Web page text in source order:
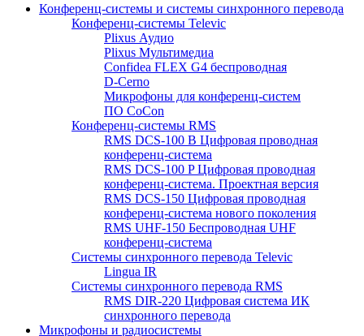
Конференц-системы и системы синхронного перевода
Конференц-системы Televic
Plixus Аудио
Plixus Мультимедиа
Confidea FLEX G4 беспроводная
D-Cerno
Микрофоны для конференц-систем
ПО CoCon
Конференц-системы RMS
RMS DCS-100 B Цифровая проводная
конференц-система
RMS DCS-100 P Цифровая проводная
конференц-система. Проектная версия
RMS DCS-150 Цифровая проводная
конференц-система нового поколения
RMS UHF-150 Беспроводная UHF
конференц-система
Системы синхронного перевода Televic
Lingua IR
Системы синхронного перевода RMS
RMS DIR-220 Цифровая система ИК
синхронного перевода
Микрофоны и радиосистемы